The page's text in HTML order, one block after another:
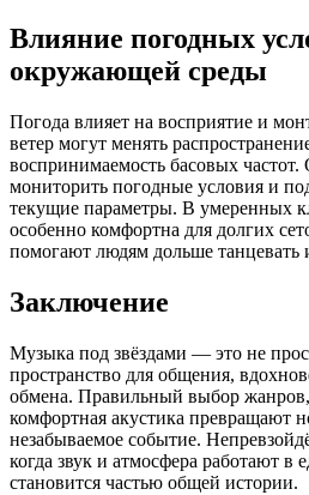
Влияние погодных
окружающей среды
Погода влияет на восприятие и
ветер могут менять
воспринимаемость басовых
мониторить погодные условия и
текущие параметры. В умеренных
особенно комфортна для долгих
помогают людям дольше танцевать
Заключение
Музыка под звёздами — это не
пространство для общения,
обмена. Правильный выбор
комфортная акустика превращают
незабываемое событие.
когда звук и атмосфера работают в
становится частью общей истории.